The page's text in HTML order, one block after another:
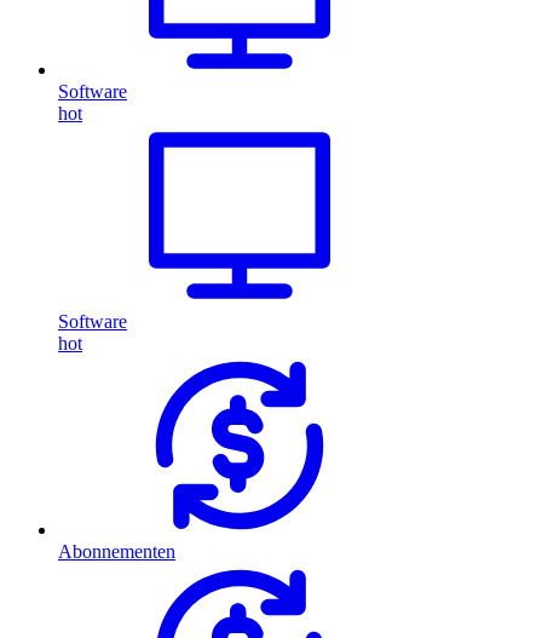
Software
hot
Software
hot
Abonnementen